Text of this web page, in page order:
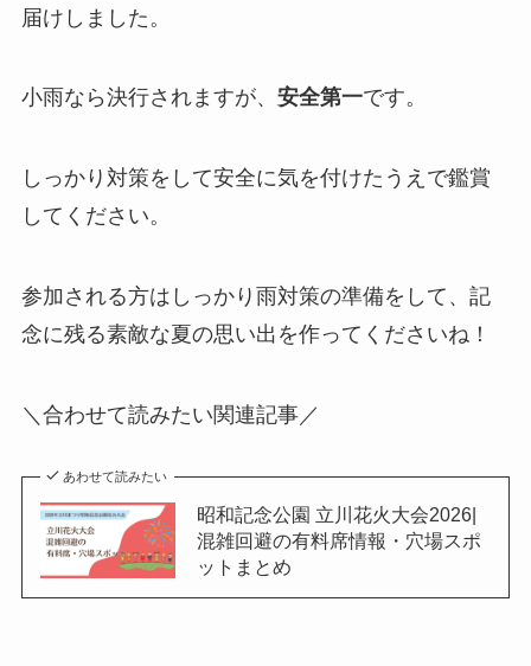
届けしました。
小雨なら決行されますが、 安全第一です。
しっかり対策をして安全に気を付けたうえで鑑賞
してください。
参加される方はしっかり雨対策の準備をして、記
念に残る素敵な夏の思い出を作ってくださいね！
＼合わせて読みたい関連記事／
あわせて読みたい
昭和記念公園 立川花火大会2026|
混雑回避の有料席情報・穴場スポ
ットまとめ